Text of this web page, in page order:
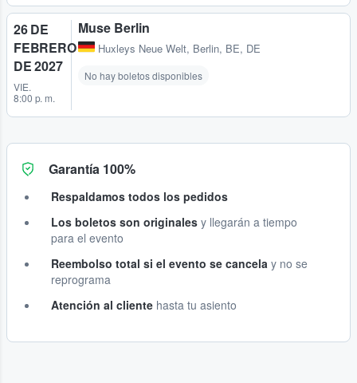
26 DE
FEBRERO
DE 2027
VIE.
8:00 p. m.
Muse Berlin
Huxleys Neue Welt, Berlin, BE, DE
No hay boletos disponibles
Garantía 100%
Respaldamos todos los pedidos
Los boletos son originales y llegarán a tiempo
para el evento
Reembolso total si el evento se cancela y no se
reprograma
Atención al cliente hasta tu asiento